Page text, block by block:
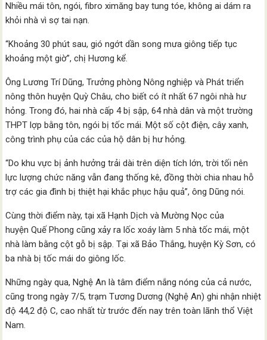
Nhiều mái tôn, ngói, fibro ximăng bay tung tóe, không ai dám ra
khỏi nhà vì sợ tai nạn.
“Khoảng 30 phút sau, gió ngớt dần song mưa giông tiếp tục
khoảng một giờ”, chị Hương kể.
Ông Lương Trí Dũng, Trưởng phòng Nông nghiệp và Phát triển
nông thôn huyện Quỳ Châu, cho biết có ít nhất 67 ngôi nhà hư
hỏng. Trong đó, hai nhà cấp 4 bị sập, 64 nhà dân và một trường
THPT lợp bằng tôn, ngói bị tốc mái. Một số cột điện, cây xanh,
công trình phụ của các của hộ dân bị hư hỏng.
“Do khu vực bị ảnh hưởng trải dài trên diện tích lớn, trời tối nên
lực lượng chức năng vẫn đang thống kê, đồng thời chia nhau hỗ
trợ các gia đình bị thiệt hại khắc phục hậu quả”, ông Dũng nói.
Cùng thời điểm này, tại xã Hạnh Dịch và Mường Nọc của
huyện Quế Phong cũng xảy ra lốc xoáy làm 5 nhà tốc mái, một
nhà làm bằng cột gỗ bị sập. Tại xã Bảo Thắng, huyện Kỳ Sơn, có
ba nhà bị tốc mái do giông lốc.
Những ngày qua, Nghệ An là tâm điểm nắng nóng của cả nước,
cũng trong ngày 7/5, trạm Tương Dương (Nghệ An) ghi nhận nhiệt
độ 44,2 độ C, cao nhất từ trước đến nay trên toàn lãnh thổ Việt
Nam.